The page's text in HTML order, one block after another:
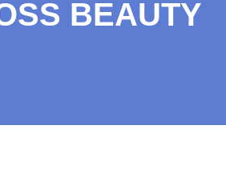
BEAUTY